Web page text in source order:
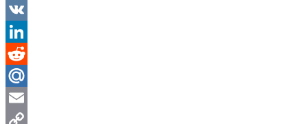
Messenger
VK
LinkedIn
Reddit
Mail.Ru
Email